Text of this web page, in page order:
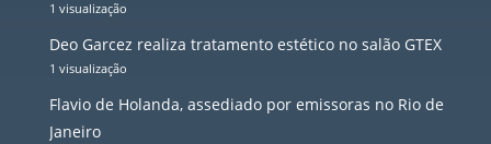
1 visualização
Deo Garcez realiza tratamento estético no salão GTEX
1 visualização
Flavio de Holanda, assediado por emissoras no Rio de
Janeiro